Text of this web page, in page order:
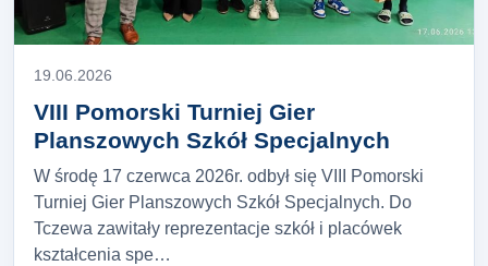
19.06.2026
VIII Pomorski Turniej Gier
Planszowych Szkół Specjalnych
W środę 17 czerwca 2026r. odbył się VIII Pomorski
Turniej Gier Planszowych Szkół Specjalnych. Do
Tczewa zawitały reprezentacje szkół i placówek
kształcenia spe…